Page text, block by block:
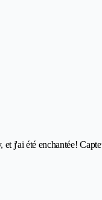
j'ai été enchantée!